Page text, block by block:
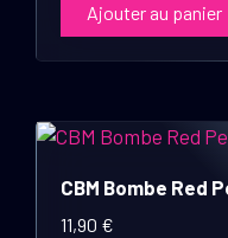
Ajouter au panier
CBM Bombe Red
11,90 €